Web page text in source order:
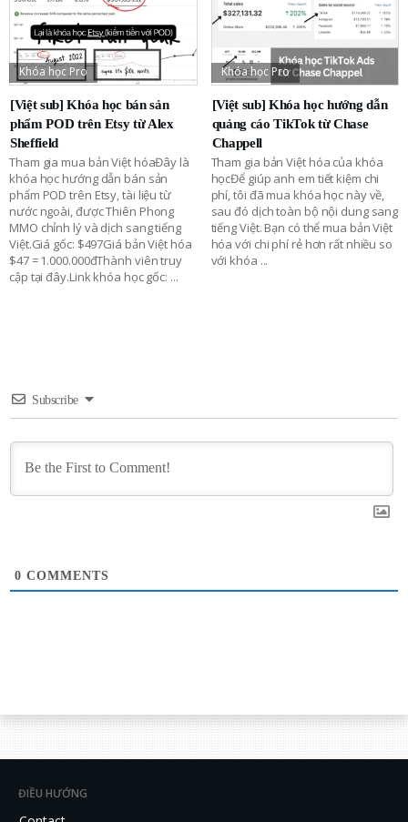
Khóa học Pro
[Việt sub] Khóa học bán sản
phẩm POD trên Etsy từ Alex
Sheffield
Tham gia mua bản Việt hóaĐây là
khóa học hướng dẫn bán sản
phẩm POD trên Etsy, tài liệu từ
nước ngoài, được Thiên Phong
MMO chỉnh lý và dịch sang tiếng
Việt.Giá gốc: $497Giá bản Việt hóa
$47 = 1.000.000đThành viên truy
cập tại đây.Link khóa học gốc: ...
Khóa học Pro
[Việt sub] Khóa học hướng dẫn
quảng cáo TikTok từ Chase
Chappell
Tham gia bản Việt hóa của khóa
họcĐể giúp anh em tiết kiệm chi
phí, tôi đã mua khóa học này về,
sau đó dịch toàn bộ nội dung sang
tiếng Việt. Bạn có thể mua bản Việt
hóa với chi phí rẻ hơn rất nhiều so
với khóa ...
Subscribe
0 COMMENTS
ĐIỀU HƯỚNG